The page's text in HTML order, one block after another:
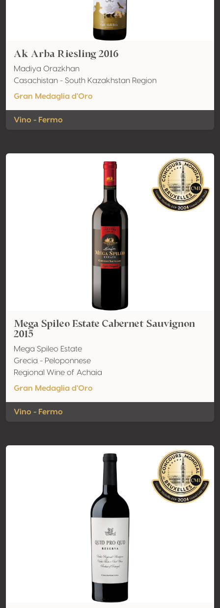
Ak Arba Riesling 2016
Madiya Orazkhan
Casachistan - South Kazakhstan Region
Gran Medaglia d'Oro
Vino - Fermo
Mega Spileo Estate Cabernet Sauvignon
2015
Mega Spileo Estate
Grecia - Peloponnese
Regional Wine of Achaia
Gran Medaglia d'Oro
Vino - Fermo